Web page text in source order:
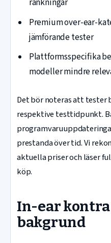
rankningar
Premium over-ear-
jämförande tester
Plattformsspecifika
modeller mindre
Det bör noteras att tester
respektive testtidpunkt.
prestanda över tid. Vi
aktuella priser och läser
köp.
In-ear kontra
bakgrund